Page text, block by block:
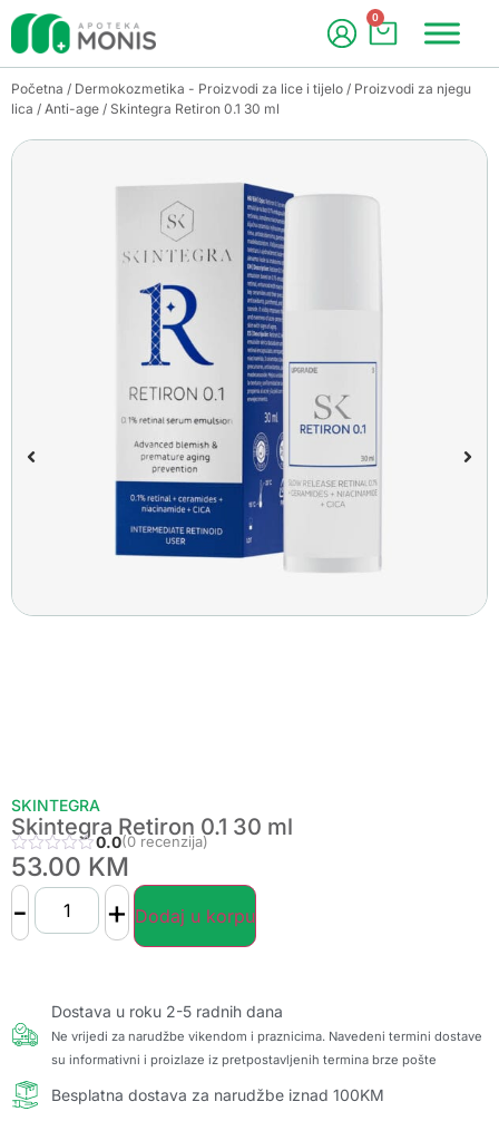
0
Početna / Dermokozmetika - Proizvodi za lice i tijelo / Proizvodi za njegu
lica / Anti-age / Skintegra Retiron 0.1 30 ml
SKINTEGRA
Skintegra Retiron 0.1 30 ml
0.0(0 recenzija)
53.00 KM
- + Dodaj u korpu
Dostava u roku 2-5 radnih dana
Ne vrijedi za narudžbe vikendom i praznicima. Navedeni termini dostave
su informativni i proizlaze iz pretpostavljenih termina brze pošte
Besplatna dostava za narudžbe iznad 100KM